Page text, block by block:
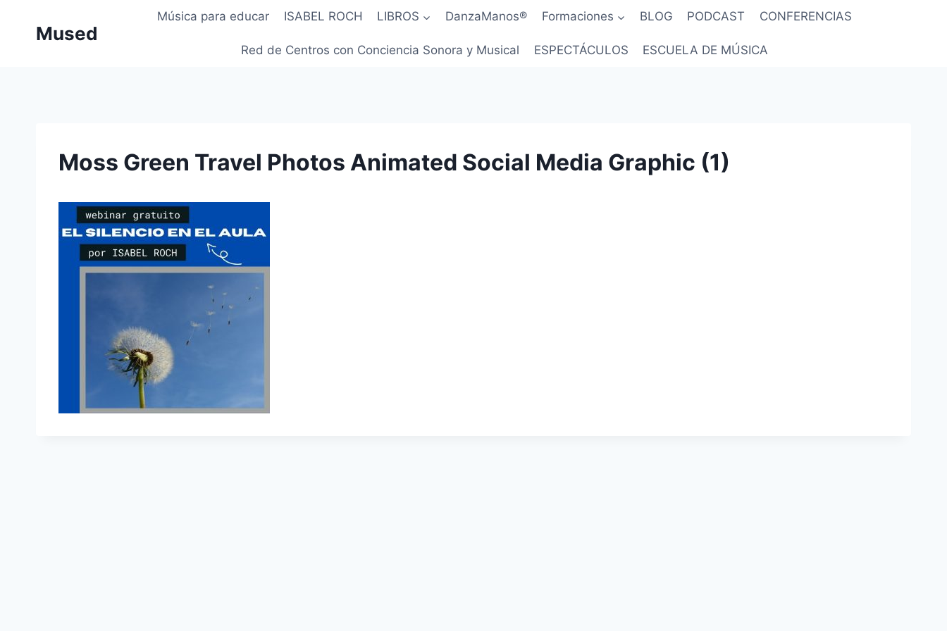
Mused
Música para educar ISABEL ROCH LIBROS DanzaManos® Formaciones BLOG PODCAST CONFERENCIAS
Red de Centros con Conciencia Sonora y Musical ESPECTÁCULOS ESCUELA DE MÚSICA
Moss Green Travel Photos Animated Social Media Graphic (1)